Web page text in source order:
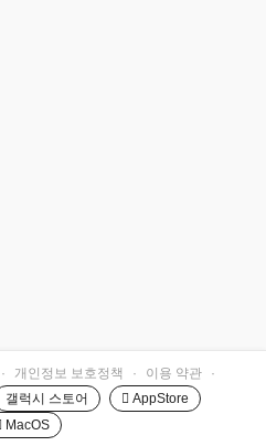
· 개인정보 보호정책 · 이용 약관
·
갤럭시 스토어
 AppStore
MacOS